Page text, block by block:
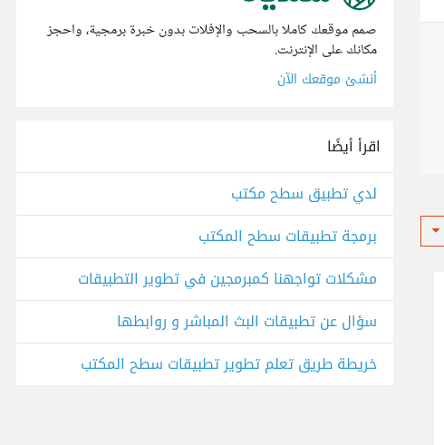
صمم موقعك كاملا بالسحب والإفلات بدون خبرة برمجية، واحجز
مكانك على الإنترنت.
أنشئ موقعك الآن
اقرأ أيضًا
لدي تطبيق سطح مكتب
برمجة تطبيقات سطح المكتب
مشكلات تواجهنا كمبرمجين في تطوير التطبيقات
سؤال عن تطبيقات البث المباشر و روابطها
خريطة طريق تعلم تطوير تطبيقات سطح المكتب